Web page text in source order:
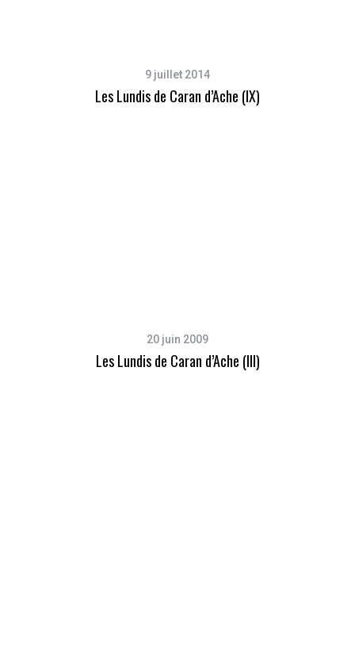
9 juillet 2014
Les Lundis de Caran d’Ache (IX)
20 juin 2009
Les Lundis de Caran d’Ache (III)